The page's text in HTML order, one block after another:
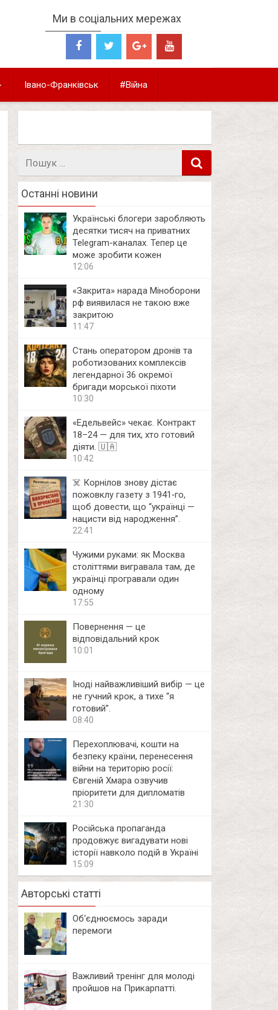
Ми в соціальних мережах
Івано-Франківськ #Війна
Останні новини
Українські блогери заробляють
десятки тисяч на приватних
Telegram-каналах. Тепер це
може зробити кожен
12:06
«Закрита» нарада Міноборони
рф виявилася не такою вже
закритою
11:47
Стань оператором дронів та
роботизованих комплексів
легендарної 36 окремої
бригади морської піхоти
10:30
«Едельвейс» чекає. Контракт
18–24 — для тих, хто готовий
діяти. 🇺🇦
10:42
☠️ Корнілов знову дістає
пожовклу газету з 1941‑го,
щоб довести, що “українці —
нацисти від народження”.
22:41
Чужими руками: як Москва
століттями вигравала там, де
українці програвали один
одному
17:55
Повернення — це
відповідальний крок
10:01
Іноді найважливіший вибір — це
не гучний крок, а тихе “я
готовий”.
08:40
Перехоплювачі, кошти на
безпеку країни, перенесення
війни на територію росії:
Євгеній Хмара озвучив
пріоритети для дипломатів
21:30
Російська пропаганда
продовжує вигадувати нові
історії навколо подій в Україні
15:09
Авторські статті
Об‘єднюємось заради
перемоги
Важливий тренінг для молоді
пройшов на Прикарпатті.